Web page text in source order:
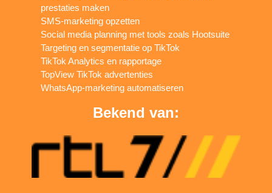
prestaties maken
SMS-marketing opzetten
Social media planning met tools zoals Hootsuite
Targeting en segmentatie op TikTok
TikTok Analytics en rapportage
TopView TikTok advertenties
WhatsApp-marketing automatiseren
Bekend van: